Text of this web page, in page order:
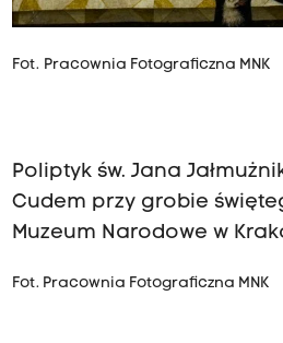
Fot. Pracownia Fotograficzna MNK
Poliptyk św. Jana
Cudem przy grobie
Muzeum Narodowe w
Fot. Pracownia Fotograficzna MNK